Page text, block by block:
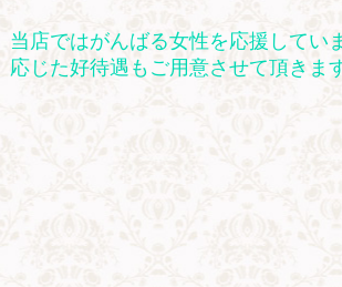
当店ではがんばる女性を応援してい
応じた好待遇もご用意させて頂きま